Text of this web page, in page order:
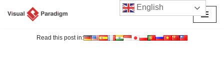
Read this post in:
English